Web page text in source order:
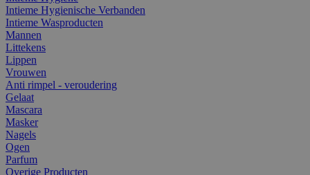
Intieme Hygienische Verbanden
Intieme Wasproducten
Mannen
Littekens
Lippen
Vrouwen
Anti rimpel - veroudering
Gelaat
Mascara
Masker
Nagels
Ogen
Parfum
Overige Producten